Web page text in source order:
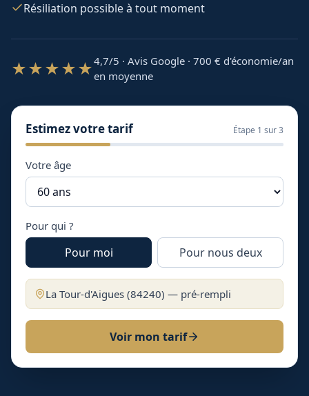
Résiliation possible à tout moment
★★★★★4,7/5 · Avis Google · 700 € d'économie/an
en moyenne
Estimez votre tarif Étape 1 sur 3
Votre âge
Pour qui ?
Pour moi Pour nous deux
La Tour-d'Aigues (84240) — pré-rempli
Voir mon tarif